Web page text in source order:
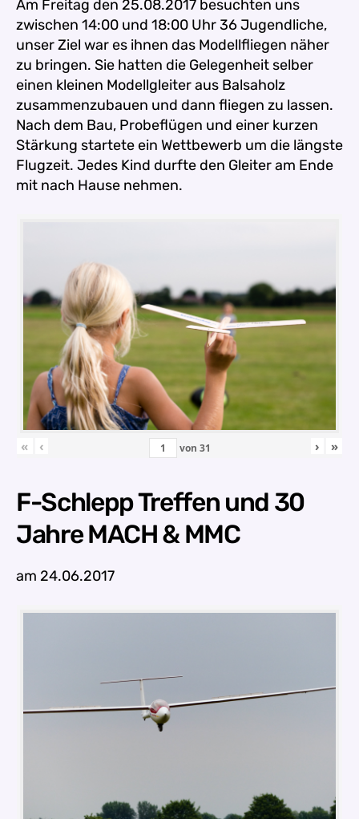
Am Freitag den 25.08.2017 besuchten uns
zwischen 14:00 und 18:00 Uhr 36 Jugendliche,
unser Ziel war es ihnen das Modellfliegen näher
zu bringen. Sie hatten die Gelegenheit selber
einen kleinen Modellgleiter aus Balsaholz
zusammenzubauen und dann fliegen zu lassen.
Nach dem Bau, Probeflügen und einer kurzen
Stärkung startete ein Wettbewerb um die längste
Flugzeit. Jedes Kind durfte den Gleiter am Ende
mit nach Hause nehmen.
« ‹ von 31 › »
F-Schlepp Treffen und 30
Jahre MACH & MMC
am 24.06.2017